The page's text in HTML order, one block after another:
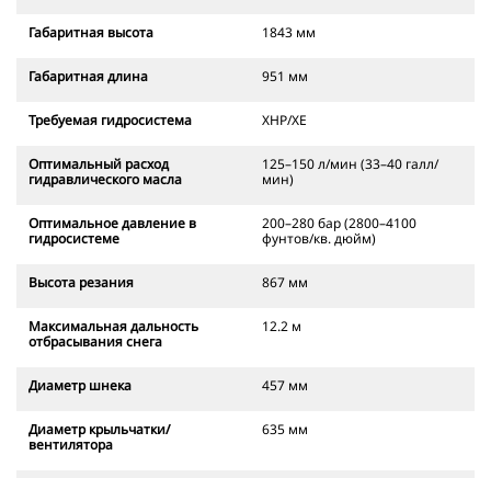
Габаритная высота 1843 мм
Габаритная длина 951 мм
Требуемая гидросистема XHP/XE
Оптимальный расход
гидравлического масла
125–150 л/мин (33–40 галл/
мин)
Оптимальное давление в
гидросистеме
200–280 бар (2800–4100
фунтов/кв. дюйм)
Высота резания 867 мм
Максимальная дальность
отбрасывания снега
12.2 м
Диаметр шнека 457 мм
Диаметр крыльчатки/
вентилятора
635 мм